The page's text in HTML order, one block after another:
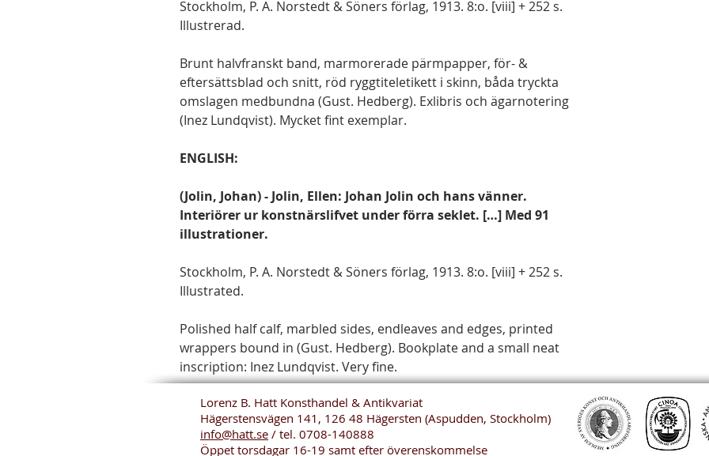
Stockholm, P. A. Norstedt & Söners förlag, 1913. 8:o. [viii] + 252 s.
Illustrerad.
Brunt halvfranskt band, marmorerade pärmpapper, för- &
eftersättsblad och snitt, röd ryggtiteletikett i skinn, båda tryckta
omslagen medbundna (Gust. Hedberg). Exlibris och ägarnotering
(Inez Lundqvist). Mycket fint exemplar.
ENGLISH:
(Jolin, Johan) - Jolin, Ellen: Johan Jolin och hans vänner.
Interiörer ur konstnärslifvet under förra seklet. […] Med 91
illustrationer.
Stockholm, P. A. Norstedt & Söners förlag, 1913. 8:o. [viii] + 252 s.
Illustrated.
Polished half calf, marbled sides, endleaves and edges, printed
wrappers bound in (Gust. Hedberg). Bookplate and a small neat
inscription: Inez Lundqvist. Very fine.
Lorenz B. Hatt Konsthandel & Antikvariat
Hägerstensvägen 141, 126 48 Hägersten (Aspudden, Stockholm)
info@hatt.se / tel. 0708-140888
Öppet torsdagar 16-19 samt efter överenskommelse